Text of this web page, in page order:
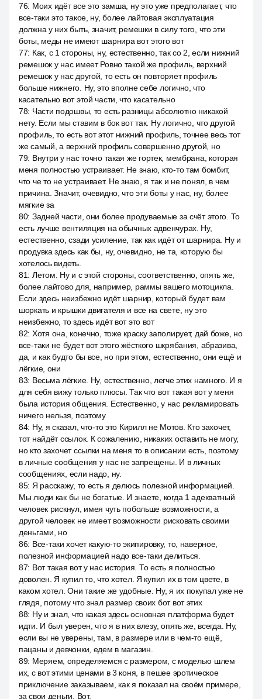
76: Моих идёт все это замша, ну это уже предполагает, что
все-таки это такое, ну, более лайтовая эксплуатация
должна у них быть, значит, ремешки в силу того, что эти
боты, меды не имеют шарнира вот этого вот
77: Как, с 1 стороны, ну, естественно, так со 2, если нижний
ремешок у нас имеет Ровно такой же профиль, верхний
ремешок у нас другой, то есть он повторяет профиль
больше нижнего. Ну, это вполне себе логично, что
касательно вот этой части, что касательно
78: Части подошвы, то есть разницы абсолютно никакой
нету. Если мы ставим в бок вот так. Ну логично, что другой
профиль, то есть вот этот нижний профиль, точнее весь тот
же самый, а верхний профиль совершенно другой, но
79: Внутри у нас точно такая же гортек, мембрана, которая
меня полностью устраивает. Не знаю, кто-то там бомбит,
что че то не устраивает. Не знаю, я так и не понял, в чем
причина. Значит, очевидно, что эти боты у нас, ну, более
мягкие за
80: Задней части, они более продуваемые за счёт этого. То
есть лучше вентиляция на обычных адвенчурах. Ну,
естественно, сзади усиление, так как идёт от шарнира. Ну и
продувка здесь как бы, ну, очевидно, не та, которую бы
хотелось видеть.
81: Летом. Ну и с этой стороны, соответственно, опять же,
более лайтово для, например, раммы вашего мотоцикла.
Если здесь неизбежно идёт шарнир, который будет вам
шоркать и крышки двигателя и все на свете, ну это
неизбежно, то здесь идёт вот это вот
82: Хотя она, конечно, тоже краску заполирует, дай боже, но
все-таки не будет вот этого жёсткого шкрябания, абразива,
да, и как будто бы все, но при этом, естественно, они ещё и
лёгкие, они
83: Весьма лёгкие. Ну, естественно, легче этих намного. И я
для себя вижу только плюсы. Так что вот такая вот у меня
была история общения. Естественно, у нас рекламировать
ничего нельзя, поэтому
84: Ну, я сказал, что-то это Кирилл не Мотов. Кто захочет,
тот найдёт ссылок. К сожалению, никаких оставить не могу,
но кто захочет ссылки на меня то в описании есть, поэтому
в личные сообщения у нас не запрещены. И в личных
сообщениях, если надо, ну.
85: Я расскажу, то есть я делюсь полезной информацией.
Мы люди как бы не богатые. И знаете, когда 1 адекватный
человек рискнул, имея чуть побольше возможности, а
другой человек не имеет возможности рисковать своими
деньгами, но
86: Все-таки хочет какую-то экипировку, то, наверное,
полезной информацией надо все-таки делиться.
87: Вот такая вот у нас история. То есть я полностью
доволен. Я купил то, что хотел. Я купил их в том цвете, в
каком хотел. Они такие же удобные. Ну, я их покупал уже не
глядя, потому что знал размер своих бот вот этих
88: Ну и знал, что какая здесь основная платформа будет
идти. И был уверен, что я в них влезу, опять же, всегда. Ну,
если вы не уверены, там, в размере или в чем-то ещё,
пацаны и девчонки, едем в магазин.
89: Меряем, определяемся с размером, с моделью шлем
их, с вот этими ценами в 3 коня, в пешее эротическое
приключение заказываем, как я показал на своём примере,
за свои деньги. Вот.